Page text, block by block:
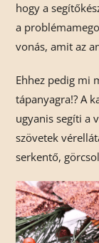
hogy a
a
vonás, amit az
Ehhez pedig mi
tápanyagra!? A
ugyanis segíti a
szövetek
serkentő,